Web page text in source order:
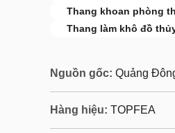
Thang khoan phòng
Thang làm khô đồ
Nguồn gốc: Quảng
Hàng hiệu: TOPFEA